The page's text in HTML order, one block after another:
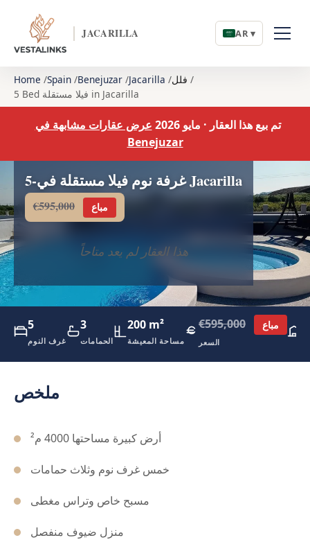
JACARILLA AR ▾
Home Spain Benejuzar Jacarilla فلل
5 Bed فيلا مستقلة in Jacarilla
تم بيع هذا العقار · مايو 2026
عرض عقارات مشابهة في
Benejuzar
5-غرفة نوم فيلا مستقلة في Jacarilla
€595,000 مباع
هذا العقار لم يعد متاحاً
5
غرف النوم
3
الحمامات
200 m²
مساحة المعيشة
€595,000 مباع
السعر
ملخص
أرض كبيرة مساحتها 4000 م²
خمس غرف نوم وثلاث حمامات
مسبح خاص وتراس مغطى
منزل ضيوف منفصل